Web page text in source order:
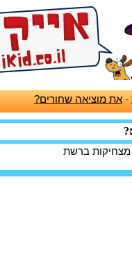
-את מוציאה שחורים?
מצחיקות ברשת